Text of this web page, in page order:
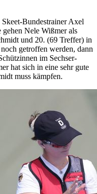
Bundestrainer Axel
Nele Wißmer als
und 20. (69 Treffer) in
getroffen werden, dann
im Sechser-
hat sich in eine sehr gute
muss kämpfen.